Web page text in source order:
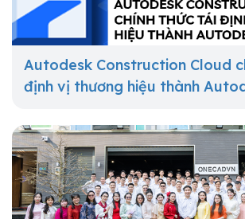
Autodesk Construction Cloud
định vị thương hiệu thành